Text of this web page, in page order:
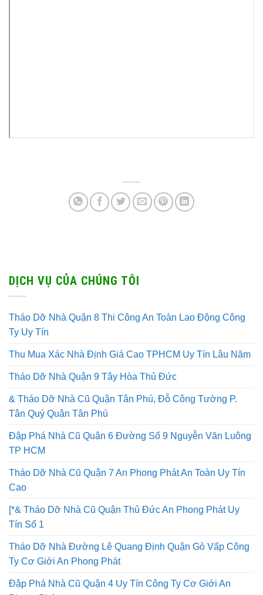
DỊCH VỤ CỦA CHÚNG TÔI
Tháo Dỡ Nhà Quận 8 Thi Công An Toàn Lao Động Công
Ty Uy Tín
Thu Mua Xác Nhà Định Giá Cao TPHCM Uy Tín Lâu Năm
Tháo Dỡ Nhà Quận 9 Tây Hòa Thủ Đức
& Tháo Dỡ Nhà Cũ Quận Tân Phú, Đỗ Công Tường P.
Tân Quý Quận Tân Phú
Đập Phá Nhà Cũ Quận 6 Đường Số 9 Nguyễn Văn Luông
TP HCM
Tháo Dỡ Nhà Cũ Quận 7 An Phong Phát An Toàn Uy Tín
Cao
[*& Tháo Dỡ Nhà Cũ Quận Thủ Đức An Phong Phát Uy
Tín Số 1
Tháo Dỡ Nhà Đường Lê Quang Định Quận Gò Vấp Công
Ty Cơ Giới An Phong Phát
Đập Phá Nhà Cũ Quận 4 Uy Tín Công Ty Cơ Giới An